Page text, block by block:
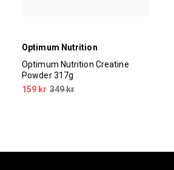
Optimum Nutrition
Optimum Nutrition Creatine
Powder 317g
159 kr 349 kr